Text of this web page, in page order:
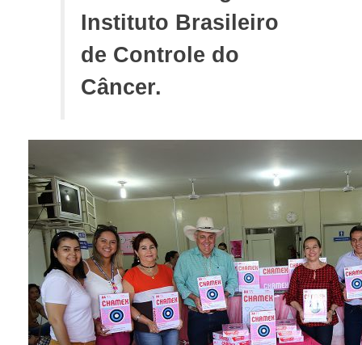
Instituto Brasileiro
de Controle do
Câncer.